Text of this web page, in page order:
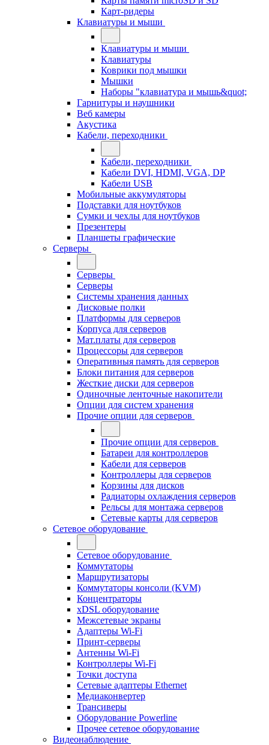
Карт-ридеры
Клавиатуры и мыши
Клавиатуры и мыши
Клавиатуры
Коврики под мышки
Мышки
Наборы "клавиатура и мышь&quot;
Гарнитуры и наушники
Веб камеры
Акустика
Кабели, переходники
Кабели, переходники
Кабели DVI, HDMI, VGA, DP
Кабели USB
Мобильные аккумуляторы
Подставки для ноутбуков
Сумки и чехлы для ноутбуков
Презентеры
Планшеты графические
Серверы
Серверы
Серверы
Системы хранения данных
Дисковые полки
Платформы для серверов
Корпуса для серверов
Мат.платы для серверов
Процессоры для серверов
Оперативныя память для серверов
Блоки питания для серверов
Жесткие диски для серверов
Одиночные ленточные накопители
Опции для систем хранения
Прочие опции для серверов
Прочие опции для серверов
Батареи для контроллеров
Кабели для серверов
Контроллеры для серверов
Корзины для дисков
Радиаторы охлаждения серверов
Рельсы для монтажа серверов
Сетевые карты для серверов
Сетевое оборудование
Сетевое оборудование
Коммутаторы
Маршрутизаторы
Коммутаторы консоли (KVM)
Концентраторы
xDSL оборудование
Межсетевые экраны
Адаптеры Wi-Fi
Принт-серверы
Антенны Wi-Fi
Контроллеры Wi-Fi
Точки доступа
Сетевые адаптеры Ethernet
Медиаконвертер
Трансиверы
Оборудование Powerline
Прочее сетевое оборудование
Видеонаблюдение